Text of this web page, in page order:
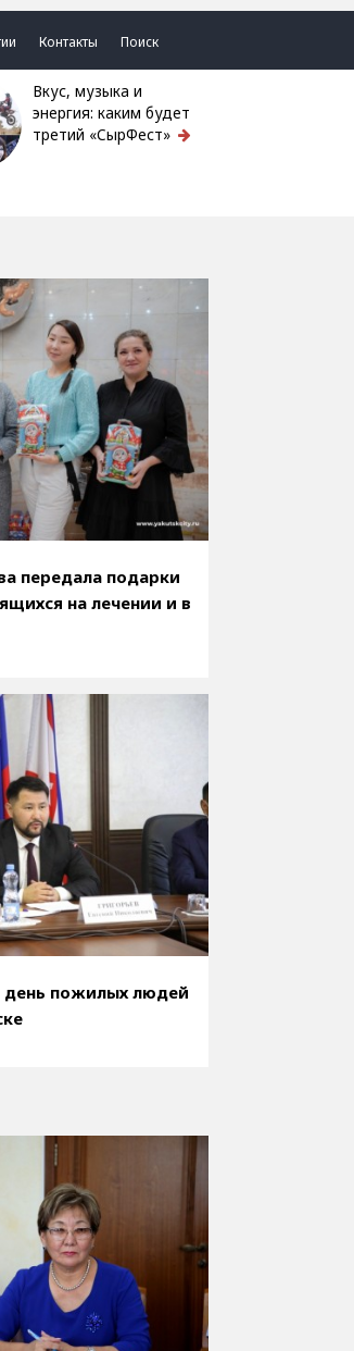
Контакты Поиск
Вкус, музыка и
энергия: каким будет
третий «СырФест»
передала подарки
на лечении и в
пожилых людей